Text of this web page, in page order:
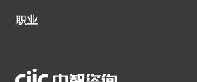
职业